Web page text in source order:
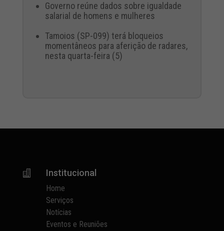
Governo reúne dados sobre igualdade
salarial de homens e mulheres
Tamoios (SP-099) terá bloqueios
momentâneos para aferição de radares,
nesta quarta-feira (5)
 Institucional
Home
Serviços
Notícias
Eventos e Reuniões